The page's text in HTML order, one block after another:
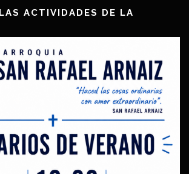
ACTIVIDADES DE LA